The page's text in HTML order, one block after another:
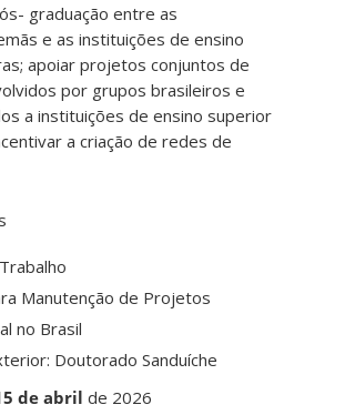
graduação entre as
e as instituições de ensino
apoiar projetos conjuntos de
por grupos brasileiros e
a instituições de ensino superior
a criação de redes de
Manutenção de Projetos
no Brasil
Doutorado Sanduíche
de abrilde 2026